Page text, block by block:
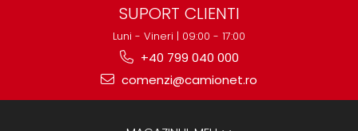
SUPORT CLIENTI
Luni - Vineri | 09:00 - 17:00
+40 799 040 000
comenzi@camionet.ro